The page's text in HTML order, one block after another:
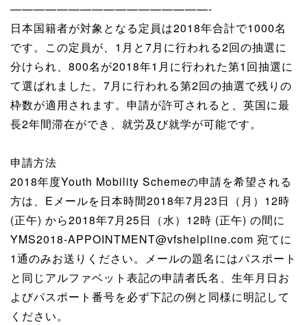
—————————————————-
日本国籍者が対象となる定員は2018年合計で1000名
です。この定員が、1月と7月に行われる2回の抽選に
分けられ、800名が2018年1月に行われた第1回抽選に
て選ばれました。7月に行われる第2回の抽選で残りの
枠数が適用されます。申請が許可されると、英国に最
長2年間滞在ができ、就労及び就学が可能です。
申請方法
2018年度Youth Mobility Schemeの申請を希望される
方は、Eメールを日本時間2018年7月23日（月）12時
(正午) から2018年7月25日（水）12時 (正午) の間に
YMS2018-APPOINTMENT@vfshelpline.com 宛てに
1通のみお送りください。メールの題名にはパスポート
と同じアルファベット表記の申請者氏名、生年月日お
よびパスポート番号を必ず下記の例と同様に明記して
ください。